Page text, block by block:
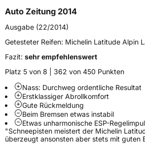
Empfohlen für PorscheN0
EU Label
Effizienz
NasshaftungC
Rollgeräusch (Klasse)A
Auto Zeitung 2014
Ausgabe (22/2014)
Getesteter Reifen: Michelin Latitude Alpin
Fazit: sehr empfehlenswert
Platz 5 von 8 | 362 von 450 Punkten
Nass: Durchweg ordentliche Resultat
Erstklassiger Abrollkomfort
Gute Rückmeldung
Beim Bremsen etwas instabil
Etwas unharmonische ESP-
"Schneepisten meistert der Michelin
überzeugt ansonsten aber stets mit guten